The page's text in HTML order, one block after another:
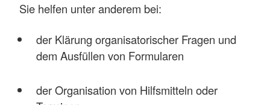
Sie helfen unter anderem bei:
der Klärung organisatorischer Fragen und
dem Ausfüllen von Formularen
der Organisation von Hilfsmitteln oder